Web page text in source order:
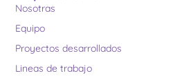
Nosotras
Equipo
Proyectos desarrollados
Lineas de trabajo